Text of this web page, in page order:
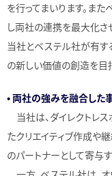
を行ってまいります。ま
し両社の連携を最大化さ
当社とベステル社が有す
の新しい価値の創造を目
• 両社の強みを融合した
当社は、ダイレクトレ
たクリエイティブ作成や
のパートナーとして寄与